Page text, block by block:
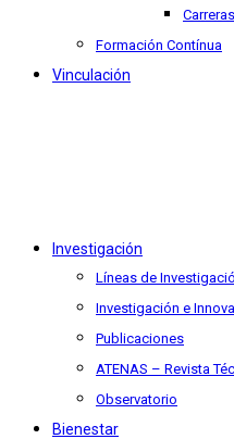
Formación Contínua
Vinculación
Investigación
Líneas de
Investigación e
Publicaciones
ATENAS – Revista
Observatorio
Bienestar